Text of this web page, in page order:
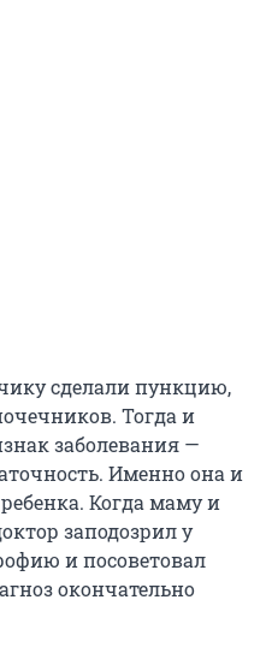
сделали пункцию,
Тогда и
заболевания —
Именно она и
Когда маму и
заподозрил у
и посоветовал
окончательно